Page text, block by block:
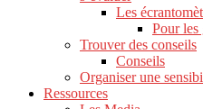
Les
Pour les
Trouver des conseils
Conseils
Organiser une
Ressources